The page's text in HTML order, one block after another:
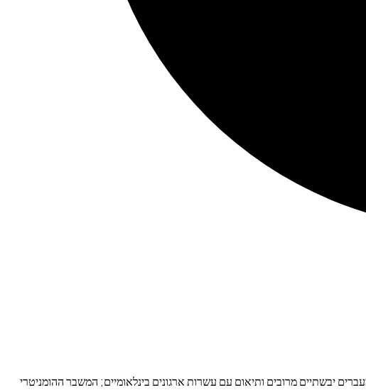
מיליון טונות של סיוע — למעלה מ-78% מתוכו מזון — לעזה מאז ה-7 באוקטובר 2023, תוך הפעלת מעברים יבשתיים מרובים ותיאום עם עשרות ארגונים בינלאומיים; המשבר ההומניטרי